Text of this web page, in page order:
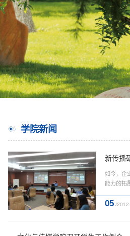
学院新闻
新传播
如今，企
能力的拓
05 /